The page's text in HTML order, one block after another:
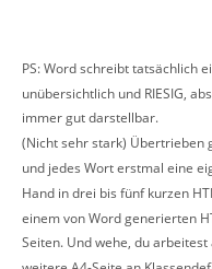
PS: Word schreibt tatsächlich
unübersichtlich und RIESIG,
immer gut darstellbar.
(Nicht sehr stark) Übertrieben
und jedes Wort erstmal eine
Hand in drei bis fünf kurzen
einem von Word generierten
Seiten. Und wehe, du